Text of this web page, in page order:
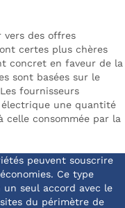
des offres
certes plus chères
concret en faveur de la
sont basées sur le
fournisseurs
électrique une quantité
celle consommée par la
peuvent souscrire
Ce type
un seul accord avec le
du périmètre de